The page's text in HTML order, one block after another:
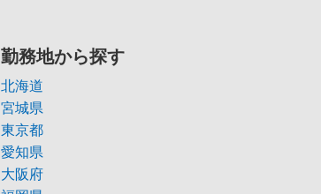
勤務地から探す
北海道
宮城県
東京都
愛知県
大阪府